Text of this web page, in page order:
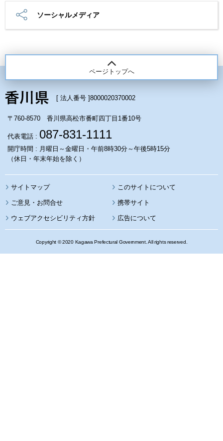
ソーシャルメディア
ページトップへ
[ 法人番号 ]8000020370002
〒760-8570 香川県高松市番町四丁目1番10号
代表電話 : 087-831-1111
開庁時間 : 月曜日～金曜日・午前8時30分～午後5時15分
（休日・年末年始を除く）
サイトマップ このサイトについて
携帯サイト
ウェブアクセシビリティ方針 広告について
Copyright © 2020 Kagawa Prefectural Government. All rights reserved.